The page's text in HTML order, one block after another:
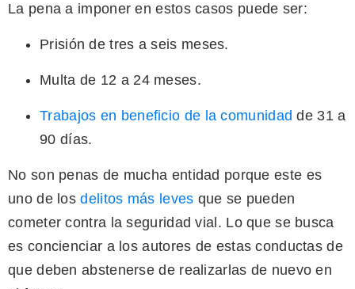
La pena a imponer en estos casos puede ser:
Prisión de tres a seis meses.
Multa de 12 a 24 meses.
Trabajos en beneficio de la comunidad de 31 a
90 días.
No son penas de mucha entidad porque este es
uno de losdelitos más leves que se pueden
cometer contra la seguridad vial. Lo que se busca
es concienciar a los autores de estas conductas de
que deben abstenerse de realizarlas de nuevo en